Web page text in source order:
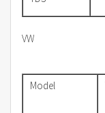
VW
Model